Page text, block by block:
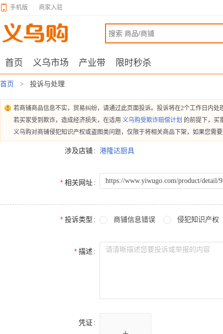
手机版 商家入驻
首页 义乌市场 产业带 限时秒杀
首页 > 投诉与处理
若商铺商品信息不实，贸易纠纷，请通过此页面投诉。投诉将在2个工作日内
若买家受到欺诈，造成经济损失，在适用 义乌购受欺诈赔偿计划 的前提下，买
义乌购对商铺侵犯知识产权或盗图类问题，仅限于将相关商品下架，如果您需
涉及店铺 港隆达厨具
相关网址
投诉类型 商铺信息错误 侵犯知识产权
描述
凭证